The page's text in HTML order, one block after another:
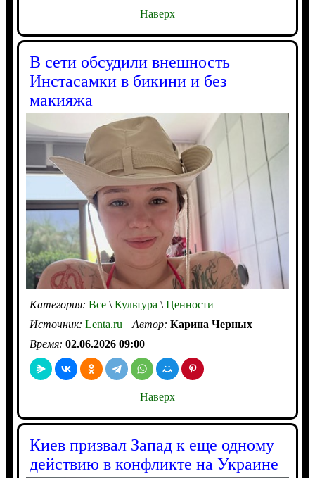
Наверх
В сети обсудили внешность
Инстасамки в бикини и без
макияжа
Категория: Все\Культура \Ценности
Источник: Lenta.ru Автор: Карина Черных
Время: 02.06.2026 09:00
Наверх
Киев призвал Запад к еще одному
действию в конфликте на Украине